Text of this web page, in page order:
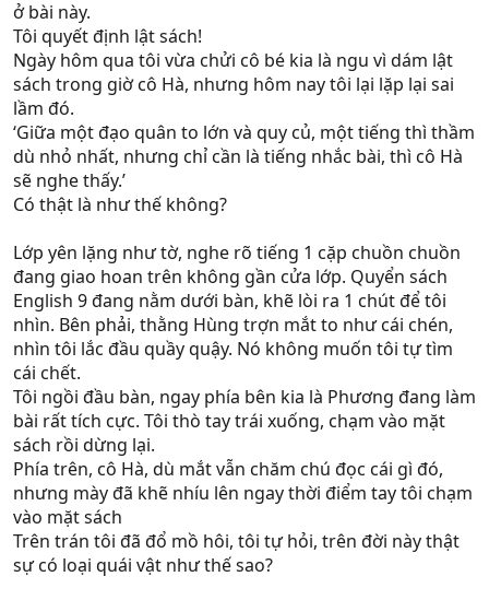
ở bài này.
Tôi quyết định lật sách!
Ngày hôm qua tôi vừa chửi cô bé kia là ngu vì dám lật
sách trong giờ cô Hà, nhưng hôm nay tôi lại lặp lại sai
lầm đó.
‘Giữa một đạo quân to lớn và quy củ, một tiếng thì thầm
dù nhỏ nhất, nhưng chỉ cần là tiếng nhắc bài, thì cô Hà
sẽ nghe thấy.’
Có thật là như thế không?
Lớp yên lặng như tờ, nghe rõ tiếng 1 cặp chuồn chuồn
đang giao hoan trên không gần cửa lớp. Quyển sách
English 9 đang nằm dưới bàn, khẽ lòi ra 1 chút để tôi
nhìn. Bên phải, thằng Hùng trợn mắt to như cái chén,
nhìn tôi lắc đầu quầy quậy. Nó không muốn tôi tự tìm
cái chết.
Tôi ngồi đầu bàn, ngay phía bên kia là Phương đang làm
bài rất tích cực. Tôi thò tay trái xuống, chạm vào mặt
sách rồi dừng lại.
Phía trên, cô Hà, dù mắt vẫn chăm chú đọc cái gì đó,
nhưng mày đã khẽ nhíu lên ngay thời điểm tay tôi chạm
vào mặt sách
Trên trán tôi đã đổ mồ hôi, tôi tự hỏi, trên đời này thật
sự có loại quái vật như thế sao?